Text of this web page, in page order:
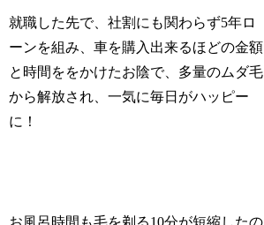
就職した先で、社割にも関わらず5年ロ
ーンを組み、車を購入出来るほどの金額
と時間ををかけたお陰で、多量のムダ毛
から解放され、一気に毎日がハッピー
に！
お風呂時間も毛を剃る10分が短縮したの